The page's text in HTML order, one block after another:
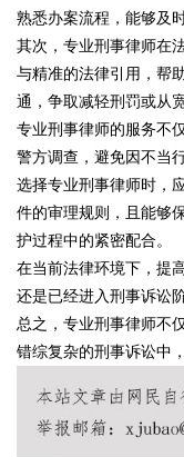
uz
!
熟悉办案流程，能够及
其次，专业刑事律师在
与精准的法律引用，帮
通，争取减轻刑罚或从
专业刑事律师的服务不
警方调查，避免因不当
选择专业刑事律师时，
件的审理规则，且能够
护过程中的紧密配合。
在当前法律环境下，提
还是已经进入刑事诉讼
总之，专业刑事律师不
错综复杂的刑事诉讼中